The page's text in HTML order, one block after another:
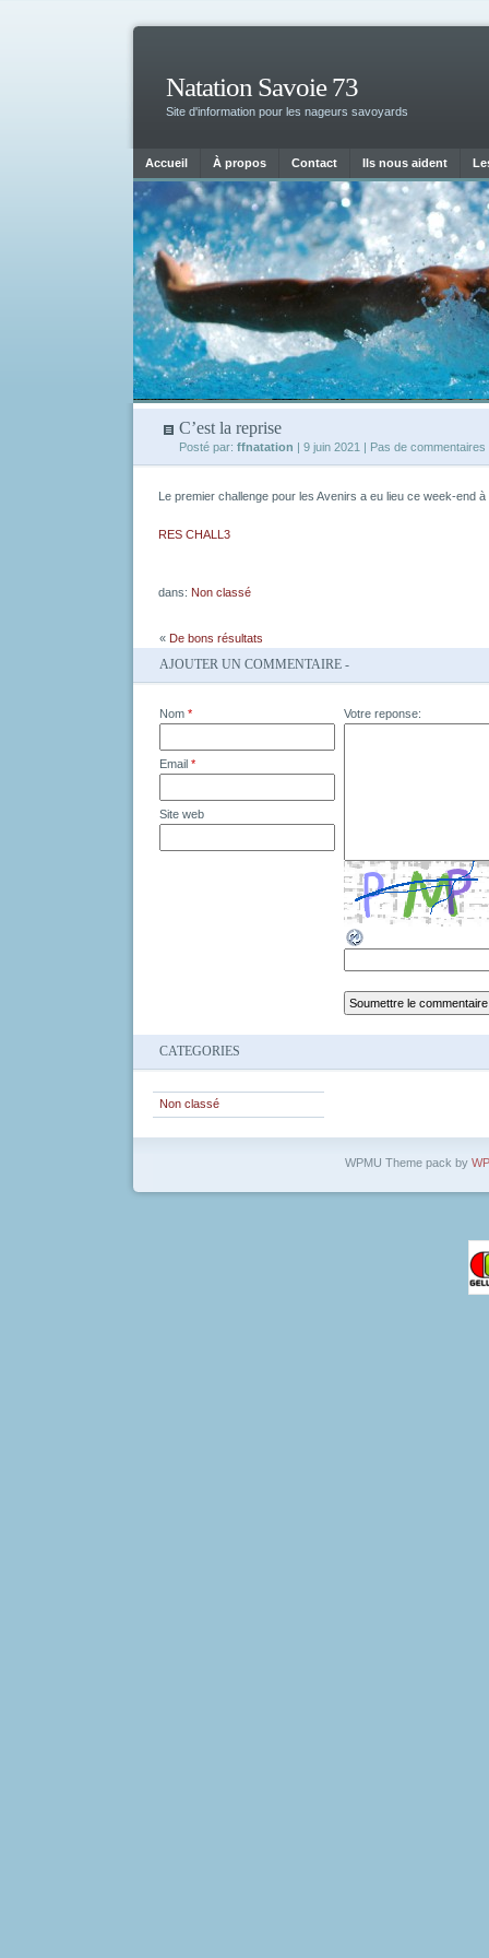
Natation Savoie 73
Site d'information pour les nageurs savoyards
Accueil À propos Contact Ils nous aident
C’est la reprise
Posté par: ffnatation | 9 juin 2021 | Pas de commentaires
Le premier challenge pour les Avenirs a eu lieu ce week-end à
RES CHALL3
dans: Non classé
« De bons résultats
AJOUTER UN COMMENTAIRE -
Nom *
Email *
Site web
Votre reponse:
CATEGORIES
Non classé
WPMU Theme pack by